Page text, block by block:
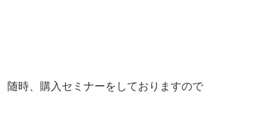
随時、購入セミナーをしておりますので